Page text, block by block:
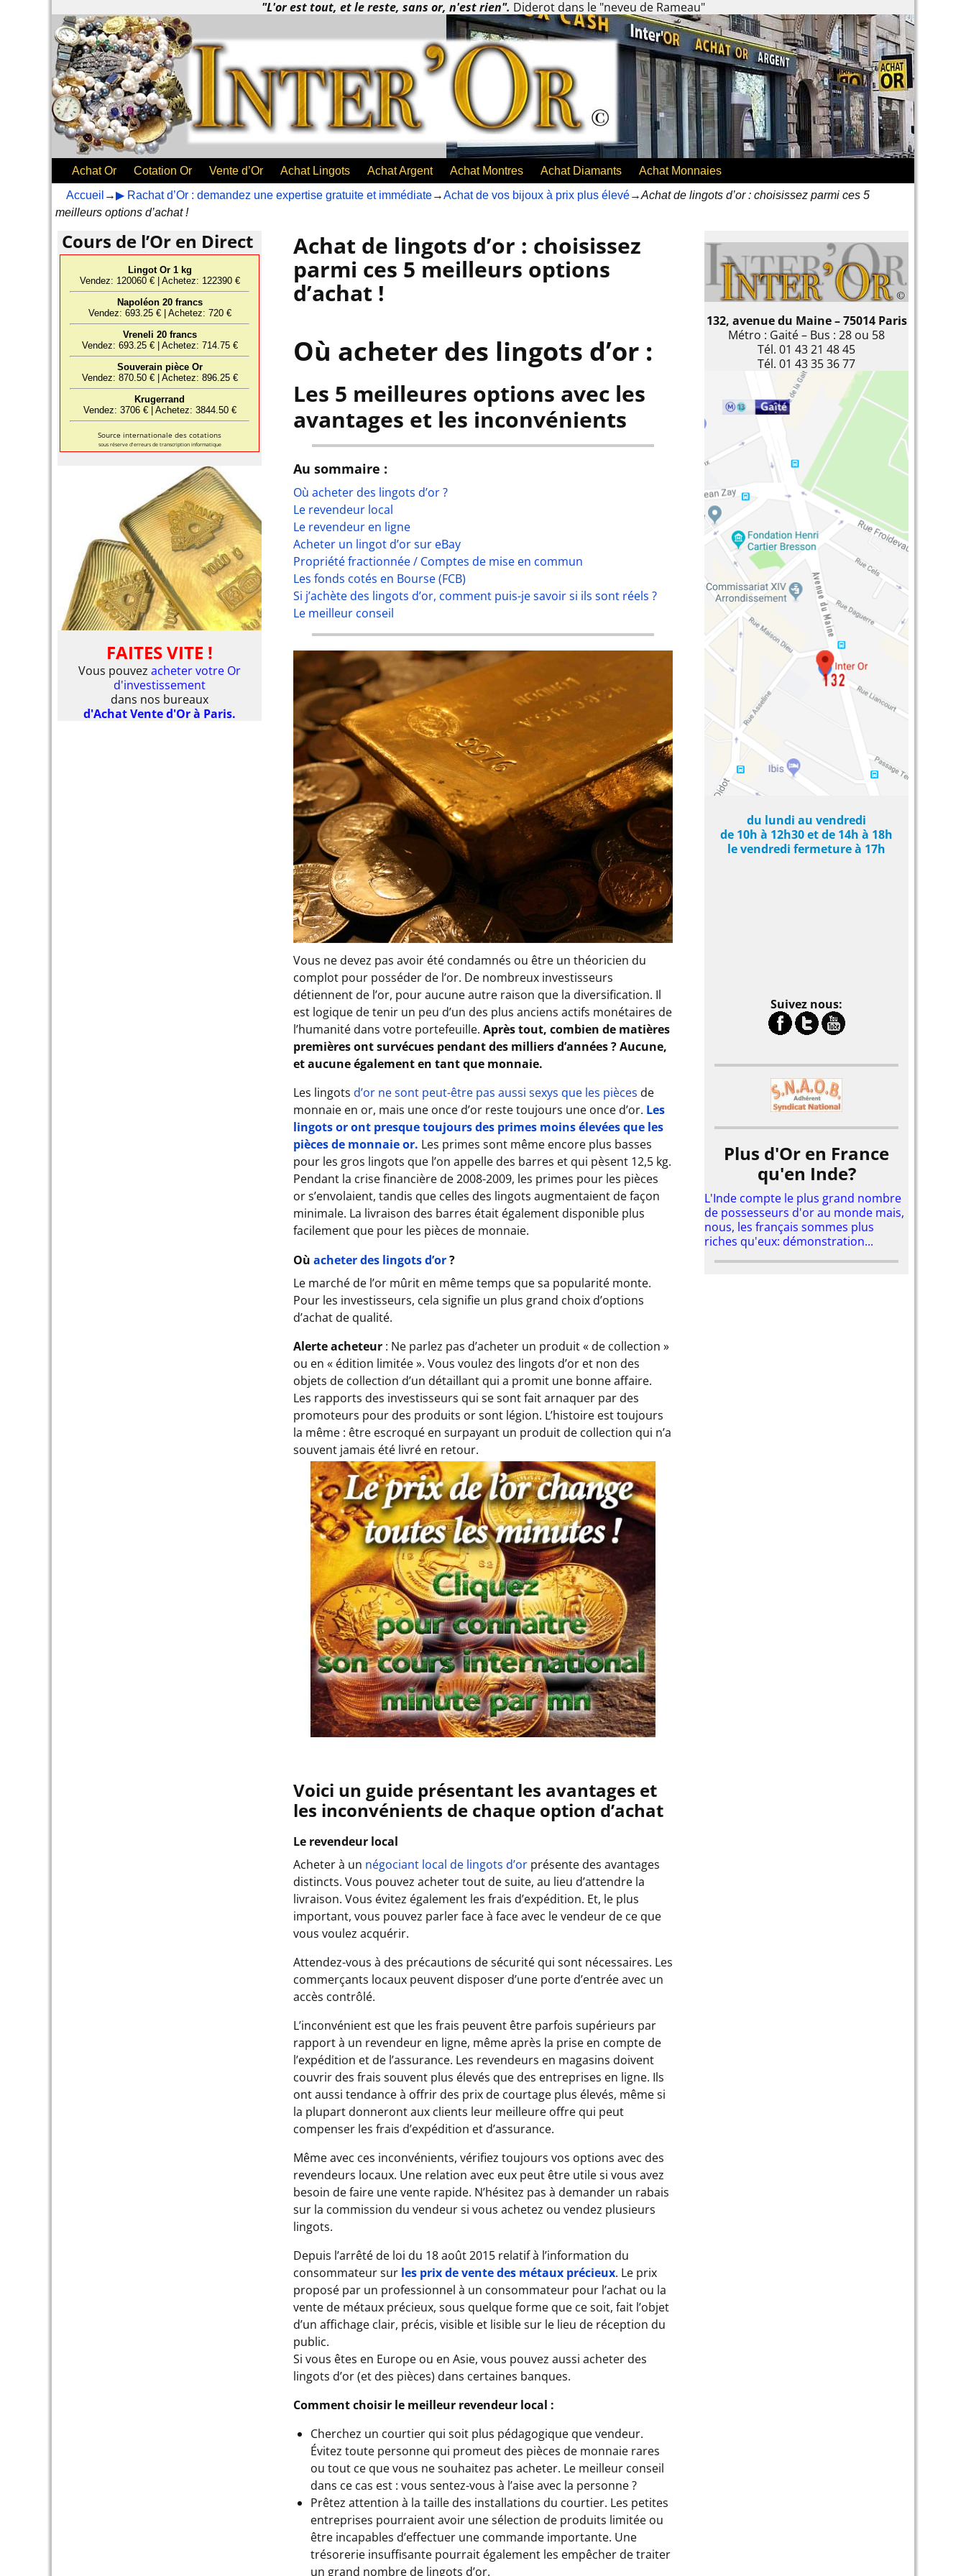
"L'or est tout, et le reste, sans or, n'est rien". Diderot dans le "neveu de Rameau"
Achat Or Cotation Or Vente d’Or Achat Lingots Achat Argent Achat Montres Achat Diamants Achat Monnaies
Accueil →▶ Rachat d’Or : demandez une expertise gratuite et immédiate→Achat de vos bijoux à prix plus élevé→Achat de lingots d’or : choisissez parmi ces 5
meilleurs options d’achat !
Cours de l’Or en Direct
Source internationale des cotations
sous réserve d'erreurs de transcription informatique
FAITES VITE !
Vous pouvez acheter votre Or
d'investissement
dans nos bureaux
d'Achat Vente d'Or à Paris.
Achat de lingots d’or : choisissez
parmi ces 5 meilleurs options
d’achat !
Où acheter des lingots d’or :
Les 5 meilleures options avec les
avantages et les inconvénients
Au sommaire :
Où acheter des lingots d’or ?
Le revendeur local
Le revendeur en ligne
Acheter un lingot d’or sur eBay
Propriété fractionnée / Comptes de mise en commun
Les fonds cotés en Bourse (FCB)
Si j’achète des lingots d’or, comment puis-je savoir si ils sont réels ?
Le meilleur conseil
Vous ne devez pas avoir été condamnés ou être un théoricien du
complot pour posséder de l’or. De nombreux investisseurs
détiennent de l’or, pour aucune autre raison que la diversification. Il
est logique de tenir un peu d’un des plus anciens actifs monétaires de
l’humanité dans votre portefeuille. Après tout, combien de matières
premières ont survécues pendant des milliers d’années ? Aucune,
et aucune également en tant que monnaie.
Les lingots d’or ne sont peut-être pas aussi sexys que les pièces de
monnaie en or, mais une once d’or reste toujours une once d’or. Les
lingots or ont presque toujours des primes moins élevées que les
pièces de monnaie or. Les primes sont même encore plus basses
pour les gros lingots que l’on appelle des barres et qui pèsent 12,5 kg.
Pendant la crise financière de 2008-2009, les primes pour les pièces
or s’envolaient, tandis que celles des lingots augmentaient de façon
minimale. La livraison des barres était également disponible plus
facilement que pour les pièces de monnaie.
Où acheter des lingots d’or?
Le marché de l’or mûrit en même temps que sa popularité monte.
Pour les investisseurs, cela signifie un plus grand choix d’options
d’achat de qualité.
Alerte acheteur : Ne parlez pas d’acheter un produit « de collection »
ou en « édition limitée ». Vous voulez des lingots d’or et non des
objets de collection d’un détaillant qui a promit une bonne affaire.
Les rapports des investisseurs qui se sont fait arnaquer par des
promoteurs pour des produits or sont légion. L’histoire est toujours
la même : être escroqué en surpayant un produit de collection qui n’a
souvent jamais été livré en retour.
Voici un guide présentant les avantages et
les inconvénients de chaque option d’achat
Le revendeur local
Acheter à un négociant local de lingots d’or présente des avantages
distincts. Vous pouvez acheter tout de suite, au lieu d’attendre la
livraison. Vous évitez également les frais d’expédition. Et, le plus
important, vous pouvez parler face à face avec le vendeur de ce que
vous voulez acquérir.
Attendez-vous à des précautions de sécurité qui sont nécessaires. Les
commerçants locaux peuvent disposer d’une porte d’entrée avec un
accès contrôlé.
L’inconvénient est que les frais peuvent être parfois supérieurs par
rapport à un revendeur en ligne, même après la prise en compte de
l’expédition et de l’assurance. Les revendeurs en magasins doivent
couvrir des frais souvent plus élevés que des entreprises en ligne. Ils
ont aussi tendance à offrir des prix de courtage plus élevés, même si
la plupart donneront aux clients leur meilleure offre qui peut
compenser les frais d’expédition et d’assurance.
Même avec ces inconvénients, vérifiez toujours vos options avec des
revendeurs locaux. Une relation avec eux peut être utile si vous avez
besoin de faire une vente rapide. N’hésitez pas à demander un rabais
sur la commission du vendeur si vous achetez ou vendez plusieurs
lingots.
Depuis l’arrêté de loi du 18 août 2015 relatif à l’information du
consommateur sur les prix de vente des métaux précieux. Le prix
proposé par un professionnel à un consommateur pour l’achat ou la
vente de métaux précieux, sous quelque forme que ce soit, fait l’objet
d’un affichage clair, précis, visible et lisible sur le lieu de réception du
public.
Si vous êtes en Europe ou en Asie, vous pouvez aussi acheter des
lingots d’or (et des pièces) dans certaines banques.
Comment choisir le meilleur revendeur local :
Cherchez un courtier qui soit plus pédagogique que vendeur.
Évitez toute personne qui promeut des pièces de monnaie rares
ou tout ce que vous ne souhaitez pas acheter. Le meilleur conseil
dans ce cas est : vous sentez-vous à l’aise avec la personne ?
Prêtez attention à la taille des installations du courtier. Les petites
entreprises pourraient avoir une sélection de produits limitée ou
être incapables d’effectuer une commande importante. Une
trésorerie insuffisante pourrait également les empêcher de traiter
un grand nombre de lingots d’or.
132, avenue du Maine – 75014 Paris
Métro : Gaité – Bus : 28 ou 58
Tél. 01 43 21 48 45
Tél. 01 43 35 36 77
du lundi au vendredi
de 10h à 12h30 et de 14h à 18h
le vendredi fermeture à 17h
Suivez nous:
Plus d'Or en France
qu'en Inde?
L'Inde compte le plus grand nombre
de possesseurs d'or au monde mais,
nous, les français sommes plus
riches qu'eux: démonstration...